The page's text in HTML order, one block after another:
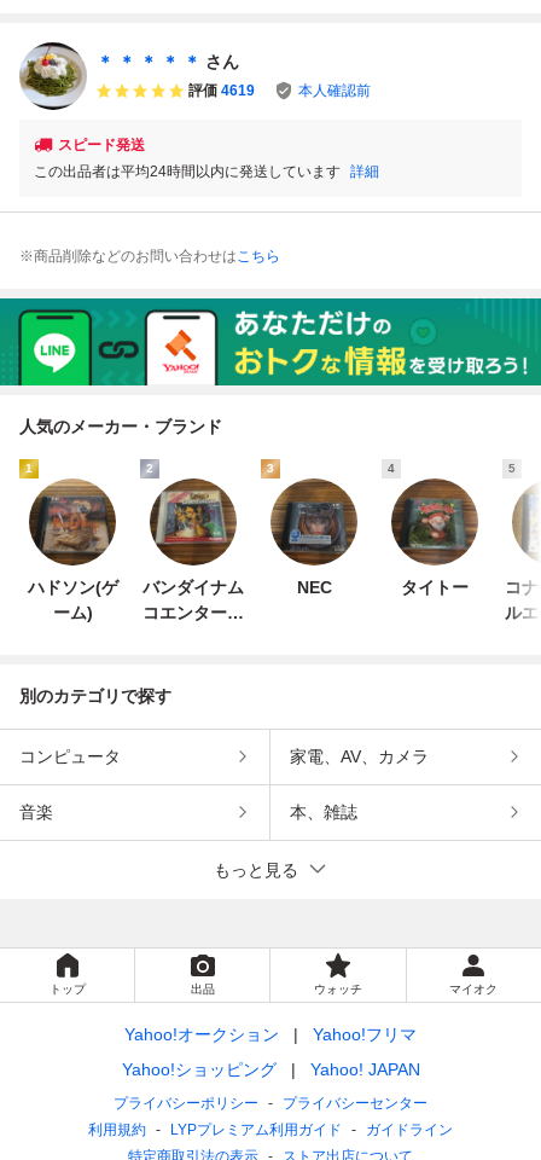
クス
＊ ＊ ＊ ＊ ＊ さん
評価 4619 本人確認前
スピード発送
この出品者は平均24時間以内に発送しています 詳細
※商品削除などのお問い合わせはこちら
人気のメーカー・ブランド
1
ハドソン(ゲ
ーム)
2
バンダイナム
コエンターテ
3
NEC
4
タイトー
5
コ
ル
別のカテゴリで探す
コンピュータ 家電、AV、カメラ
音楽 本、雑誌
もっと見る
トップ 出品 ウォッチ マイオク
Yahoo!オークション
Yahoo!フリマ
Yahoo!ショッピング
Yahoo! JAPAN
プライバシーポリシー
プライバシーセンター
利用規約
LYPプレミアム利用ガイド
ガイドライン
特定商取引法の表示
ストア出店について